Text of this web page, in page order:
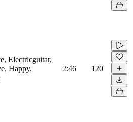
Electricguitar,
Happy,
2:46 120